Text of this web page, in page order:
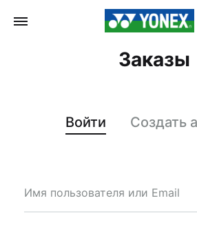
Заказы
Войти Создать
Имя пользователя или Email